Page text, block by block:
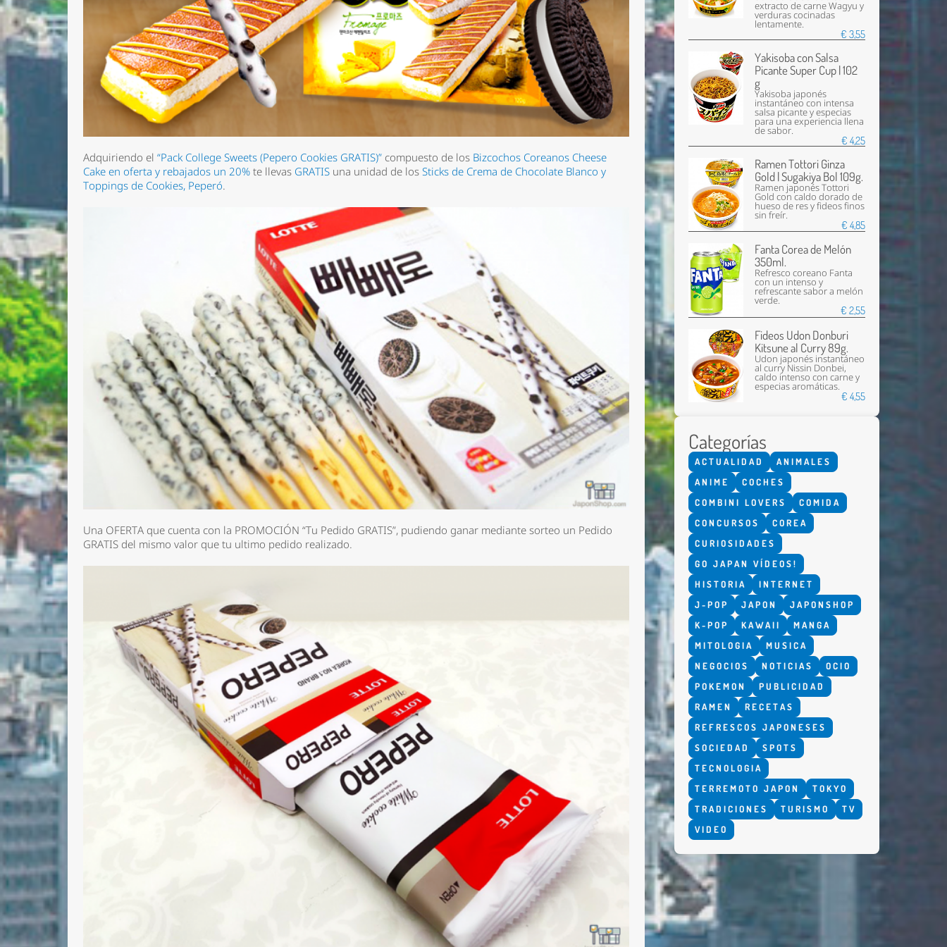
Adquiriendo el“Pack College Sweets (Pepero Cookies GRATIS)” compuesto de los Bizcochos Coreanos Cheese
Cake en oferta y rebajados un 20%te llevas GRATIS una unidad de losSticks de Crema de Chocolate Blanco y
Toppings de Cookies, Peperó.
Una OFERTA que cuenta con la PROMOCIÓN “Tu Pedido GRATIS”, pudiendo ganar mediante sorteo un Pedido
GRATIS del mismo valor que tu ultimo pedido realizado.
extracto de carne Wagyu y
verduras cocinadas
lentamente.
€ 3,55
Yakisoba con Salsa
Picante Super Cup | 102
g
Yakisoba japonés
instantáneo con intensa
salsa picante y especias
para una experiencia llena
de sabor.
€ 4,25
Ramen Tottori Ginza
Gold | Sugakiya Bol 109g.
Ramen japonés Tottori
Gold con caldo dorado de
hueso de res y fideos finos
sin freír.
€ 4,85
Fanta Corea de Melón
350ml.
Refresco coreano Fanta
con un intenso y
refrescante sabor a melón
verde.
€ 2,55
Fideos Udon Donburi
Kitsune al Curry 89g.
Udon japonés instantáneo
al curry Nissin Donbei,
caldo intenso con carne y
especias aromáticas.
€ 4,55
Categorías
ACTUALIDAD
ANIMALES
ANIME
COCHES
COMBINI LOVERS
COMIDA
CONCURSOS
COREA
CURIOSIDADES
GO JAPAN VÍDEOS!
HISTORIA
INTERNET
J-POP
JAPON
JAPONSHOP
K-POP
KAWAII
MANGA
MITOLOGIA
MUSICA
NEGOCIOS
NOTICIAS
OCIO
POKEMON
PUBLICIDAD
RAMEN
RECETAS
REFRESCOS JAPONESES
SOCIEDAD
SPOTS
TECNOLOGIA
TERREMOTO JAPON
TOKYO
TRADICIONES
TURISMO
TV
VIDEO
Nombre *
Email *
Comentario *
Enviar